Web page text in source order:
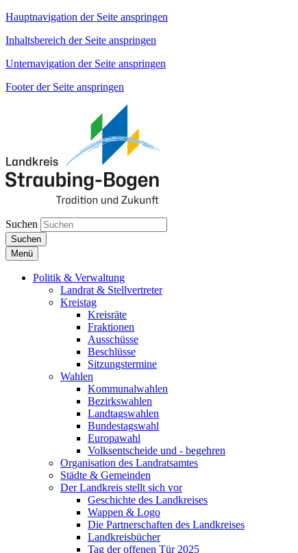
Hauptnavigation der Seite anspringen
Inhaltsbereich der Seite anspringen
Unternavigation der Seite anspringen
Footer der Seite anspringen
Suchen
Suchen
Menü
Politik & Verwaltung
Landrat & Stellvertreter
Kreistag
Kreisräte
Fraktionen
Ausschüsse
Beschlüsse
Sitzungstermine
Wahlen
Kommunalwahlen
Bezirkswahlen
Landtagswahlen
Bundestagswahl
Europawahl
Volksentscheide und - begehren
Organisation des Landratsamtes
Städte & Gemeinden
Der Landkreis stellt sich vor
Geschichte des Landkreises
Wappen & Logo
Die Partnerschaften des Landkreises
Landkreisbücher
Tag der offenen Tür 2025